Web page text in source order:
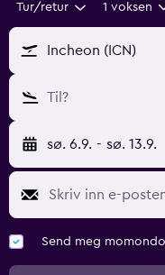
Tur/retur 1 voksen
Incheon (ICN)
Til?
sø. 6.9. - sø. 13.9.
Send meg